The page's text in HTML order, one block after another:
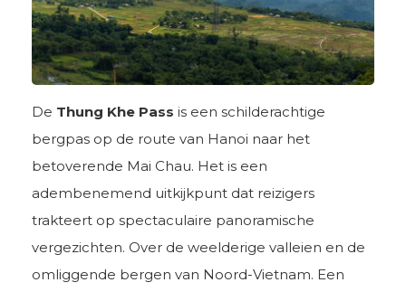
De Thung Khe Pass is een schilderachtige
bergpas op de route van Hanoi naar het
betoverende Mai Chau. Het is een
adembenemend uitkijkpunt dat reizigers
trakteert op spectaculaire panoramische
vergezichten. Over de weelderige valleien en de
omliggende bergen van Noord-Vietnam. Een